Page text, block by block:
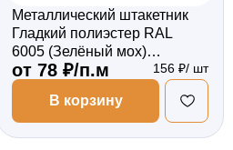
Металлический штакетник
Гладкий полиэстер RAL
6005 (Зелёный мох)
2000*87*0,5 односторонний
Фигурный
от 78 ₽/п.м 156 ₽/ шт
В корзину